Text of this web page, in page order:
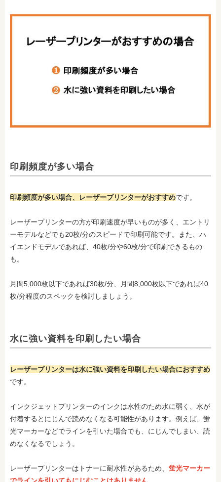
印刷頻度が多い場合
印刷頻度が多い場合、レーザープリンターがおすすめです。
レーザープリンターの方が印刷速度が早いものが多く、エントリ
ーモデルなどでも20枚/分のスピードで印刷可能です。また、ハ
イエンドモデルであれば、40枚/分や60枚/分で印刷できるもの
も。
月間5,000枚以下であれば30枚/分、月間8,000枚以下であれば40
枚/分程度のスペックを検討しましょう。
水に強い資料を印刷したい場合
レーザープリンターは水に強い資料を印刷したい場合におすすめ
です。
インクジェットプリンターのインクは水性のため水に弱く、水が
付着するとにじんで読めなくなる可能性があります。例えば、蛍
光マーカーなどでラインを引いた場合でも、にじんでしまい、読
めなくなるでしょう。
レーザープリンターはトナーに耐水性があるため、 蛍光マーカー